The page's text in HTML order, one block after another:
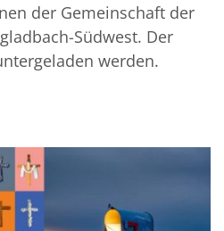
der Gemeinschaft der
Südwest. Der
werden.